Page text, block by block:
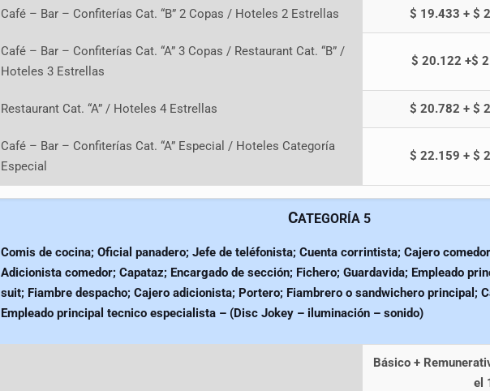
Café – Bar – Confiterías Cat. “B” 2 Copas / Hoteles 2 Estrellas $ 19.433 + $
Café – Bar – Confiterías Cat. “A” 3 Copas / Restaurant Cat. “B” /
Hoteles 3 Estrellas
$ 20.122 +$
Restaurant Cat. “A” / Hoteles 4 Estrellas $ 20.782 + $
Café – Bar – Confiterías Cat. “A” Especial / Hoteles Categoría
Especial
$ 22.159 + $
CATEGORÍA 5
Comis de cocina; Oficial panadero; Jefe de teléfonista; Cuenta corrintista; Cajero
Adicionista comedor; Capataz; Encargado de sección; Fichero; Guardavida; Empleado
suit; Fiambre despacho; Cajero adicionista; Portero; Fiambrero o sandwichero principal;
Empleado principal tecnico especialista – (Disc Jokey – iluminación – sonido)
Básico +
el